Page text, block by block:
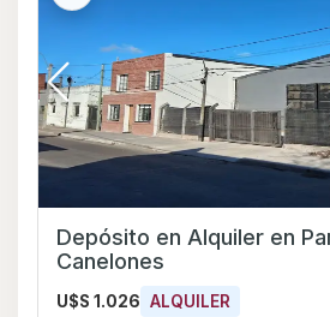
Depósito en Alquiler en Pando,
Canelones
U$S 1.026 ALQUILER